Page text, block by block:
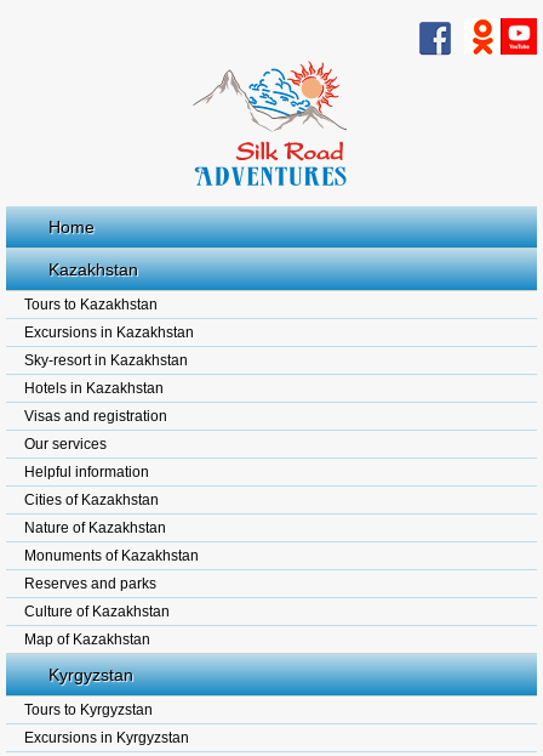
Home
Kazakhstan
Tours to Kazakhstan
Excursions in Kazakhstan
Sky-resort in Kazakhstan
Hotels in Kazakhstan
Visas and registration
Our services
Helpful information
Cities of Kazakhstan
Nature of Kazakhstan
Monuments of Kazakhstan
Reserves and parks
Culture of Kazakhstan
Map of Kazakhstan
Kyrgyzstan
Tours to Kyrgyzstan
Excursions in Kyrgyzstan